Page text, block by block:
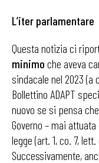
L’iter parlamentare
Questa notizia ci
minimo che aveva
sindacale nel 2023 (a
Bollettino ADAPT
nuovo se si pensa
Governo – mai
legge (art. 1, co. 7,
Successivamente,